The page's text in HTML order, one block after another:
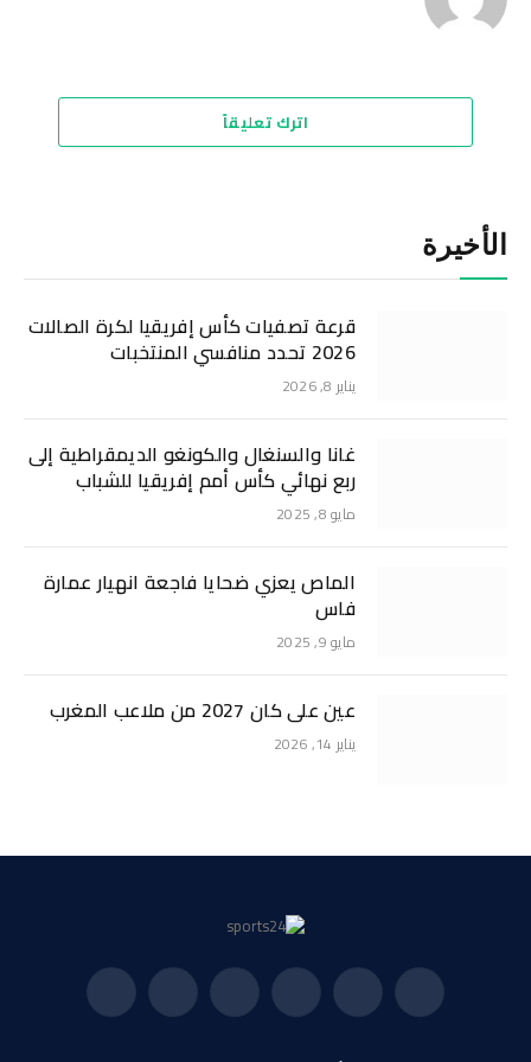
اترك تعليقاً
الأخيرة
قرعة تصفيات كأس إفريقيا لكرة الصالات
2026 تحدد منافسي المنتخبات
يناير 8, 2026
غانا والسنغال والكونغو الديمقراطية إلى
ربع نهائي كأس أمم إفريقيا للشباب
مايو 8, 2025
الماص يعزي ضحايا فاجعة انهيار عمارة
فاس
مايو 9, 2025
عين على كان 2027 من ملاعب المغرب
يناير 14, 2026
فيسبوك
(Twitter)
الانستغرام بينتيريست فيميو يوتيوب